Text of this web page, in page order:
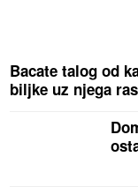
Bacate talog od
biljke uz njega